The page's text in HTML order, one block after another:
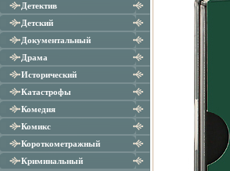
Детектив
Детский
Документальный
Драма
Исторический
Катастрофы
Комедия
Комикс
Короткометражный
Криминальный